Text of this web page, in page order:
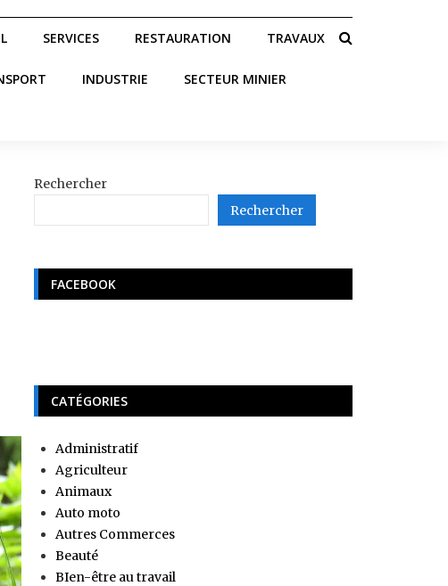
SERVICES RESTAURATION TRAVAUX
INDUSTRIE SECTEUR MINIER
Rechercher
Rechercher
FACEBOOK
CATÉGORIES
Administratif
Agriculteur
Animaux
Auto moto
Autres Commerces
Beauté
BIen-être au travail